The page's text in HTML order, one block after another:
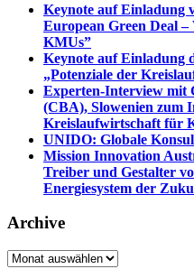
Keynote auf Einladung
European Green Deal
KMUs”
Keynote auf Einladung
„Potenziale der
Experten-Interview mit
(CBA), Slowenien zum
Kreislaufwirtschaft für
UNIDO: Globale
Mission Innovation
Treiber und Gestalter
Energiesystem der
Archive
Archive